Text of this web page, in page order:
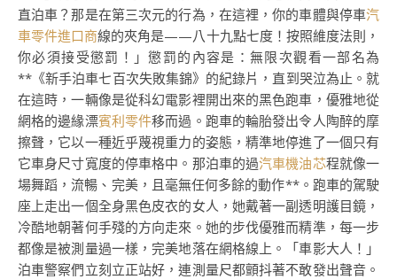
直泊車？那是在第三次元的行為，在這裡，你的車體與停車汽
車零件進口商線的夾角是——八十九點七度！按照維度法則，
你必須接受懲罰！」懲罰的內容是：無限次觀看一部名為
**《新手泊車七百次失敗集錦》的紀錄片，直到哭泣為止。就
在這時，一輛像是從科幻電影裡開出來的黑色跑車，優雅地從
網格的邊緣漂賓利零件移而過。跑車的輪胎發出令人陶醉的摩
擦聲，它以一種近乎蔑視重力的姿態，精準地停進了一個只有
它車身尺寸寬度的停車格中。那泊車的過汽車機油芯程就像一
場舞蹈，流暢、完美，且毫無任何多餘的動作**。跑車的駕駛
座上走出一個全身黑色皮衣的女人，她戴著一副透明護目鏡，
冷酷地朝著何手殘的方向走來。她的步伐優雅而精準，每一步
都像是被測量過一樣，完美地落在網格線上。「車影大人！」
泊車警察們立刻立正站好，連測量尺都顫抖著不敢發出聲音。